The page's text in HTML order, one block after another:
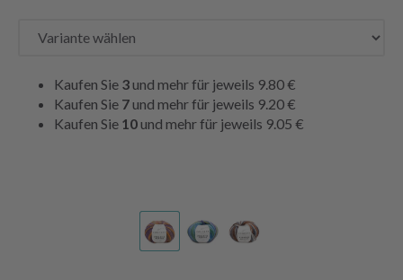
Kaufen Sie 3und mehr für jeweils 9.80 €
Kaufen Sie 7und mehr für jeweils 9.20 €
Kaufen Sie 10und mehr für jeweils 9.05 €